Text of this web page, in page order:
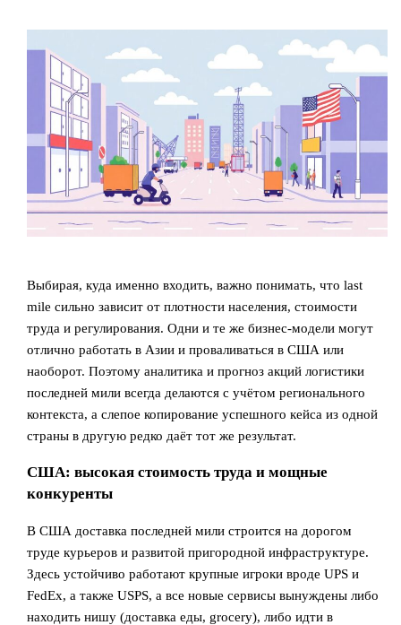
Выбирая, куда именно входить, важно понимать, что last
mile сильно зависит от плотности населения, стоимости
труда и регулирования. Одни и те же бизнес‑модели могут
отлично работать в Азии и проваливаться в США или
наоборот. Поэтому аналитика и прогноз акций логистики
последней мили всегда делаются с учётом регионального
контекста, а слепое копирование успешного кейса из одной
страны в другую редко даёт тот же результат.
США: высокая стоимость труда и мощные
конкуренты
В США доставка последней мили строится на дорогом
труде курьеров и развитой пригородной инфраструктуре.
Здесь устойчиво работают крупные игроки вроде UPS и
FedEx, а также USPS, а все новые сервисы вынуждены либо
находить нишу (доставка еды, grocery), либо идти в